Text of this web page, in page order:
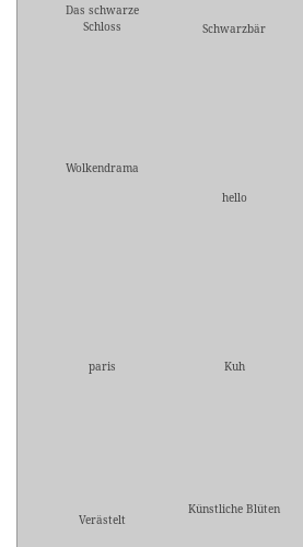
Das schwarze
Schloss
Schwarzbär
Wolkendrama
hello
paris Kuh
Verästelt
Künstliche Blüten